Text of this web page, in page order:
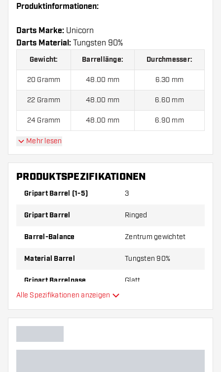
Produktinformationen:
Darts Marke: Unicorn
Darts Material: Tungsten 90%
Gewicht: Barrellänge: Durchmesser:
20 Gramm 48.00 mm 6.30 mm
22 Gramm 48.00 mm 6.60 mm
24 Gramm 48.00 mm 6.90 mm
Unicorn Core XL T90 B Green 90% kommen mit:3
Mehr lesen
PRODUKTSPEZIFIKATIONEN
Gripart Barrel (1-5) 3
Gripart Barrel Ringed
Barrel-Balance Zentrum gewichtet
Material Barrel Tungsten 90%
Gripart Barrelnase Glatt
Barrelfarbe
Alle Spezifikationen anzeigen